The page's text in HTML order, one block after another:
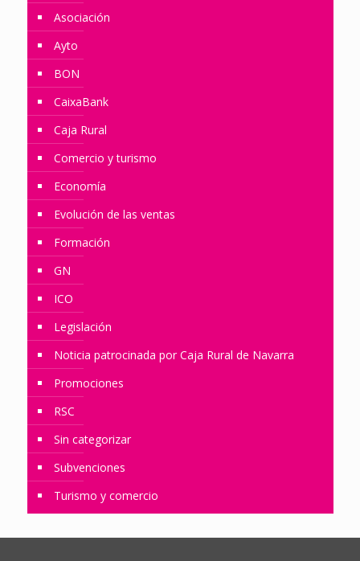
Asociación
Ayto
BON
CaixaBank
Caja Rural
Comercio y turismo
Economía
Evolución de las ventas
Formación
GN
ICO
Legislación
Noticia patrocinada por Caja Rural de Navarra
Promociones
RSC
Sin categorizar
Subvenciones
Turismo y comercio